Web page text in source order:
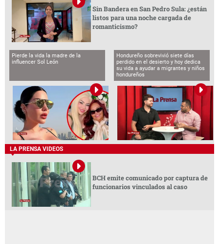
Sin Bandera en San Pedro Sula: ¿están
listos para una noche cargada de
romanticismo?
Pierde la vida la madre de la
influencer Sol León
Hondureño sobrevivió siete días
perdido en el desierto y hoy dedica
su vida a ayudar a migrantes y niños
hondureños
LA PRENSA VIDEOS
BCH emite comunicado por captura de
funcionarios vinculados al caso